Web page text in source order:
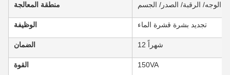
منطقة المعالجة الوجه/ الرقبة/ الصدر/ الجسم
الوظيفة تجديد بشرة قشرة الماء
الضمان 12 شهراً
القوة 150VA